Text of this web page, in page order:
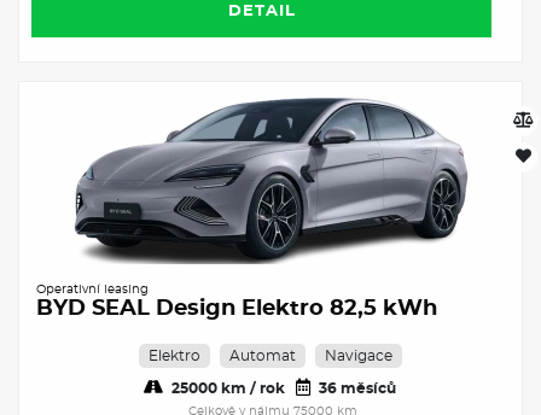
DETAIL
Operativní leasing
BYD SEAL Design Elektro 82,5 kWh
Elektro Automat Navigace
25000 km / rok 36 měsíců
Celkově v nájmu 75000 km